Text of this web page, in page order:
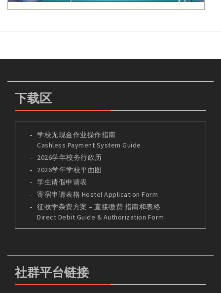
下载区
学校无现金作业操作指南
Cashless Payment System Guide
2026学年校务行政历
2026学年学校平面图
学生请假申请表
寄宿申请表格 Hostel Application Form
征收学杂费方案 – 直接缴费 指南和表格
Direct Debit Guide & Authorization Form
社群平台链接